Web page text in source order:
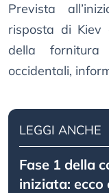
Prevista
risposta di
della
occidentali,
LEGGI ANCHE
Fase 1 della
iniziata: ecco